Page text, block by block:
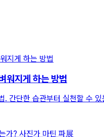
워지게 하는 방법
. 간단한 습관부터 실천할 수